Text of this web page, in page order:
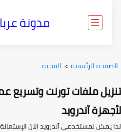
مدونة
الرئيسية> التقنية
ملفات تورنت وتسريع
آندرويد